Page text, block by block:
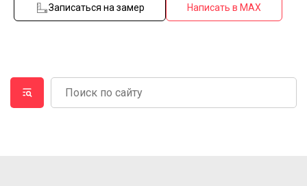
Записаться на замер Написать в MAX